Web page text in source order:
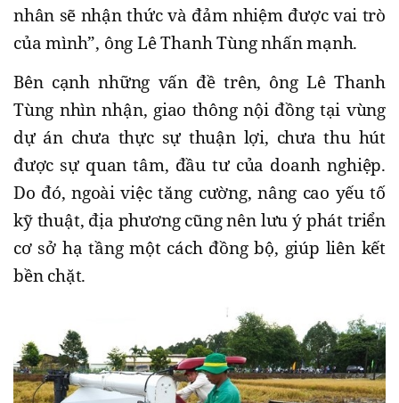
nhân sẽ nhận thức và đảm nhiệm được vai trò
của mình”, ông Lê Thanh Tùng nhấn mạnh.
Bên cạnh những vấn đề trên, ông Lê Thanh
Tùng nhìn nhận, giao thông nội đồng tại vùng
dự án chưa thực sự thuận lợi, chưa thu hút
được sự quan tâm, đầu tư của doanh nghiệp.
Do đó, ngoài việc tăng cường, nâng cao yếu tố
kỹ thuật, địa phương cũng nên lưu ý phát triển
cơ sở hạ tầng một cách đồng bộ, giúp liên kết
bền chặt.